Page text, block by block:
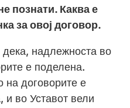
познати. Каква е
за овој договор.
надлежноста во
е поделена.
на договорите е
и во Уставот вели